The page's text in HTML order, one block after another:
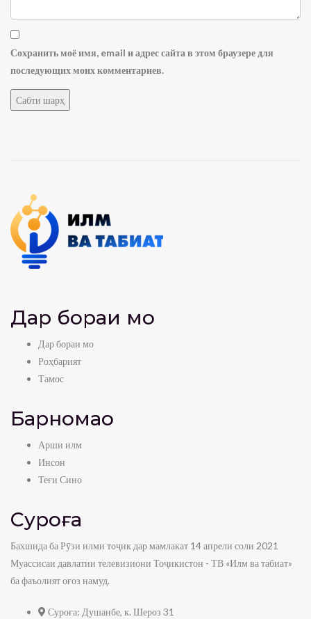
Сохранить моё имя, email и адрес сайта в этом браузере для
последующих моих комментариев.
Дар бораи мо
Дар бораи мо
Роҳбарият
Тамос
Барномаҳо
Арши илм
Инсон
Теғи Сино
Суроға
Бахшида ба Рӯзи илми тоҷик дар мамлакат 14 апрели соли 2021
Муассисаи давлатии телевизиони Тоҷикистон - ТВ «Илм ва табиат»
ба фаъолият оғоз намуд.
Суроға: Душанбе, к. Шероз 31